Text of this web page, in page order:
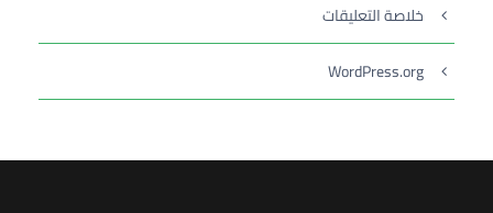
خلاصة التعليقات
WordPress.org